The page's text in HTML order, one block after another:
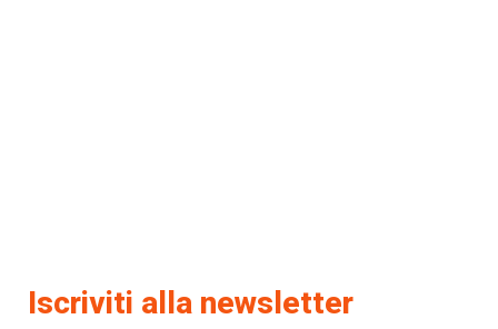
Iscriviti alla newsletter